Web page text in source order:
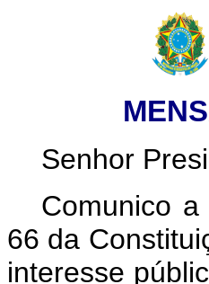
Senhor
Comunico
66 da
interesse